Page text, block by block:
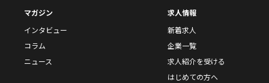
マガジン
インタビュー
コラム
ニュース
求人情報
新着求人
企業一覧
求人紹介を受ける
はじめての方へ